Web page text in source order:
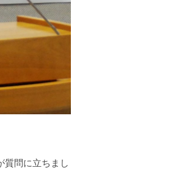
問に立ちまし